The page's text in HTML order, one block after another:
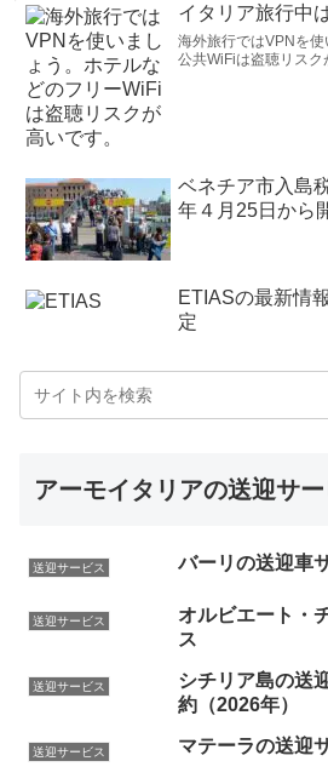
イタリア旅行中
海外旅行ではVPNを
公共WiFiは盗聴リスク
ベネチア市入島
年４月25日から
ETIASの最新情
定
アーモイタリアの送迎サー
送迎サービス バーリの送迎車
送迎サービス
オルビエート・
ス
送迎サービス
シチリア島の送
約（2026年）
送迎サービス マテーラの送迎